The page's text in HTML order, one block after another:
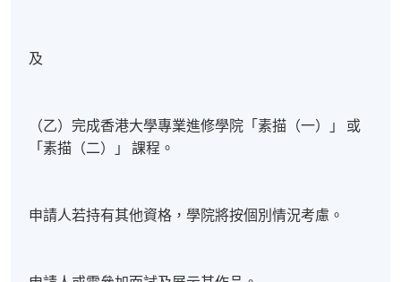
及
（乙）完成香港大學專業進修學院「素描（一）」 或
「素描（二）」 課程。
申請人若持有其他資格，學院將按個別情況考慮。